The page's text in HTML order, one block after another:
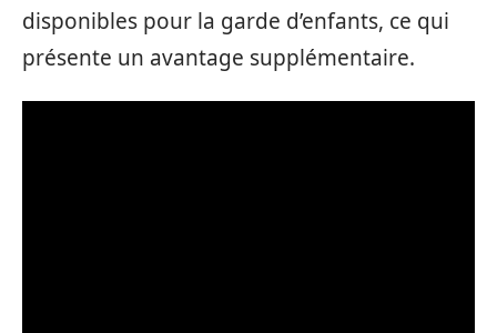
disponibles pour la garde d’enfants, ce qui
présente un avantage supplémentaire.